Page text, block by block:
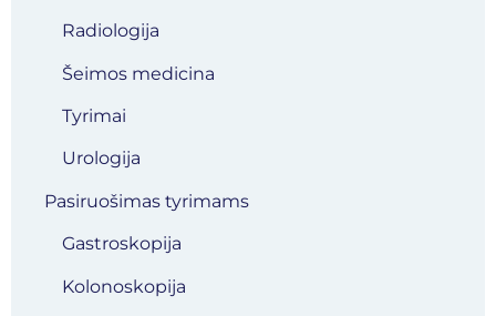
Radiologija
Šeimos medicina
Tyrimai
Urologija
Pasiruošimas tyrimams
Gastroskopija
Kolonoskopija